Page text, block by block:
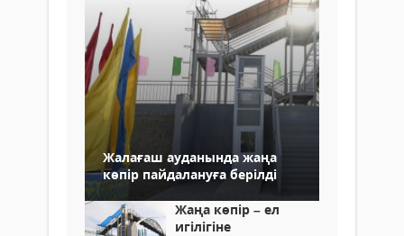
Жалағаш ауданында жаңа
көпір пайдалануға берілді
Жаңа көпір – ел
игілігіне